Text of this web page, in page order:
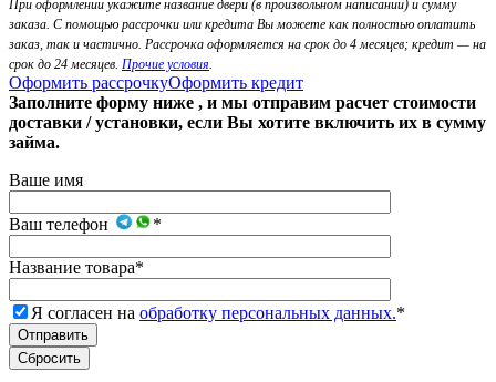
При оформлении укажите название двери (в произвольном написании) и сумму
заказа. С помощью рассрочки или кредита Вы можете как полностью оплатить
заказ, так и частично. Рассрочка оформляется на срок до 4 месяцев; кредит — на
срок до 24 месяцев. Прочие условия.
Оформить рассрочкуОформить кредит
Заполните форму ниже , и мы отправим расчет стоимости
доставки / установки, если Вы хотите включить их в сумму
займа.
Ваше имя
Ваш телефон *
Название товара*
Я согласен на обработку персональных данных.*